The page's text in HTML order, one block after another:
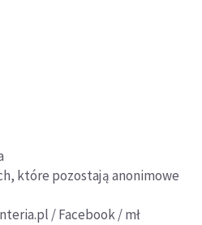
które pozostają anonimowe
/ Facebook / mł